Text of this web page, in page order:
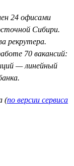
24 офисами
Сибири.
рекрутера.
70 вакансий:
— линейный
(по версии сервиса